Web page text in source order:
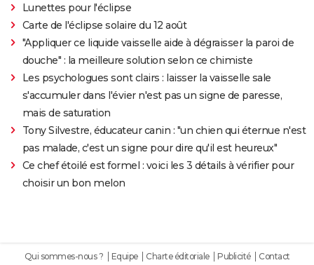
Lunettes pour l'éclipse
Carte de l'éclipse solaire du 12 août
"Appliquer ce liquide vaisselle aide à dégraisser la paroi de
douche" : la meilleure solution selon ce chimiste
Les psychologues sont clairs : laisser la vaisselle sale
s'accumuler dans l'évier n'est pas un signe de paresse,
mais de saturation
Tony Silvestre, éducateur canin : "un chien qui éternue n'est
pas malade, c'est un signe pour dire qu'il est heureux"
Ce chef étoilé est formel : voici les 3 détails à vérifier pour
choisir un bon melon
Qui sommes-nous ? Equipe Charte éditoriale Publicité
Contact